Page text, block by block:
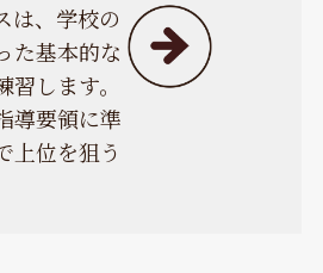
は、学校の
た基本的な
します。
導要領に準
上位を狙う